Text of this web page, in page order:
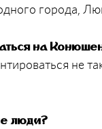
города,
на
не
люди?